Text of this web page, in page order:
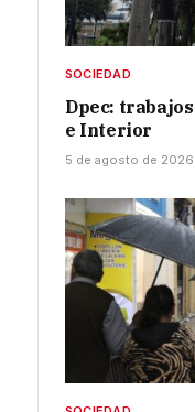
SOCIEDAD
Dpec:
e Interior
5 de agosto de 2026